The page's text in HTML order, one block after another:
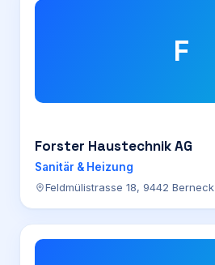
F
Forster Haustechnik AG
Sanitär & Heizung
Feldmülistrasse 18, 9442 Berneck